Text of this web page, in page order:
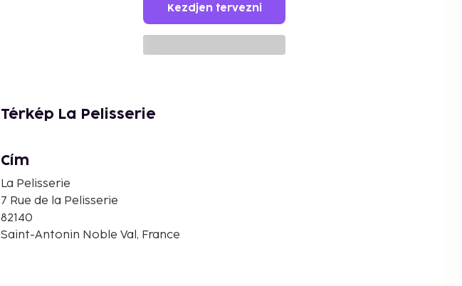
Kezdjen tervezni
Térkép La Pelisserie
Cím
La Pelisserie
7 Rue de la Pelisserie
82140
Saint-Antonin Noble Val, France